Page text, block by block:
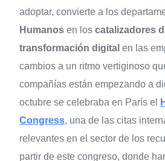
adoptar, convierte a los
Humanos en los catalizadores
transformación digital en las
cambios a un ritmo vertiginoso
compañías están empezando a
octubre se celebraba en París el
Congress, una de las citas
relevantes en el sector de los
partir de este congreso, donde